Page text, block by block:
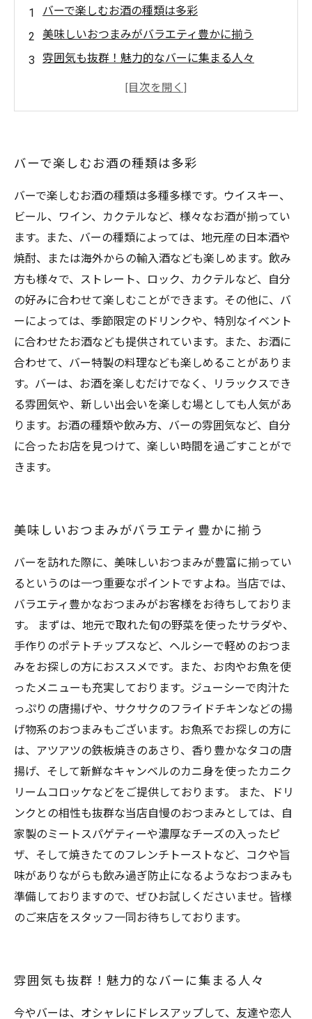
バーで楽しむお酒の種類は多彩
美味しいおつまみがバラエティ豊かに揃う
雰囲気も抜群！魅力的なバーに集まる人々
カクテルやワインはもちろん、クラフトビール
バーで楽しむお酒の種類は多彩
バーで楽しむお酒の種類は多種多様です。ウイスキー、
ビール、ワイン、カクテルなど、様々なお酒が揃ってい
ます。また、バーの種類によっては、地元産の日本酒や
焼酎、または海外からの輸入酒なども楽しめます。飲み
方も様々で、ストレート、ロック、カクテルなど、自分
の好みに合わせて楽しむことができます。その他に、バ
ーによっては、季節限定のドリンクや、特別なイベント
に合わせたお酒なども提供されています。また、お酒に
合わせて、バー特製の料理なども楽しめることがありま
す。バーは、お酒を楽しむだけでなく、リラックスでき
る雰囲気や、新しい出会いを楽しむ場としても人気があ
ります。お酒の種類や飲み方、バーの雰囲気など、自分
に合ったお店を見つけて、楽しい時間を過ごすことがで
きます。
美味しいおつまみがバラエティ豊かに揃う
バーを訪れた際に、美味しいおつまみが豊富に揃ってい
るというのは一つ重要なポイントですよね。当店では、
バラエティ豊かなおつまみがお客様をお待ちしておりま
す。 まずは、地元で取れた旬の野菜を使ったサラダや、
手作りのポテトチップスなど、ヘルシーで軽めのおつま
みをお探しの方におススメです。また、お肉やお魚を使
ったメニューも充実しております。ジューシーで肉汁た
っぷりの唐揚げや、サクサクのフライドチキンなどの揚
げ物系のおつまみもございます。お魚系でお探しの方に
は、アツアツの鉄板焼きのあさり、香り豊かなタコの唐
揚げ、そして新鮮なキャンベルのカニ身を使ったカニク
リームコロッケなどをご提供しております。 また、ドリ
ンクとの相性も抜群な当店自慢のおつまみとしては、自
家製のミートスパゲティーや濃厚なチーズの入ったピ
ザ、そして焼きたてのフレンチトーストなど、コクや旨
味がありながらも飲み過ぎ防止になるようなおつまみも
準備しておりますので、ぜひお試しくださいませ。皆様
のご来店をスタッフ一同お待ちしております。
雰囲気も抜群！魅力的なバーに集まる人々
今やバーは、オシャレにドレスアップして、友達や恋人